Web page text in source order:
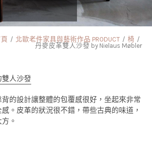
北歐老件家具與藝術作品 PRODUCT
椅
丹麥皮革雙人沙發 by Nielaus Møbler
雙人沙發
的設計讓整體的包覆感很好，坐起來非常
。皮革的狀況很不錯，帶些古典的味道，
。